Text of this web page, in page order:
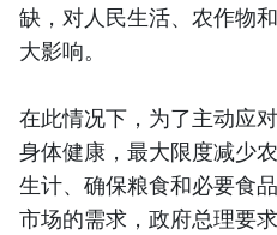
缺，对人民生活、农作物
大影响。
在此情况下，为了主动应
身体健康，最大限度减少
生计、确保粮食和必要食
市场的需求，政府总理要